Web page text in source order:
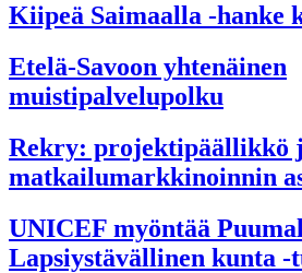
Kiipeä Saimaalla -hanke
Etelä-Savoon yhtenäinen
muistipalvelupolku
Rekry: projektipäällikkö
matkailumarkkinoinnin
UNICEF myöntää
Lapsiystävällinen kunta -